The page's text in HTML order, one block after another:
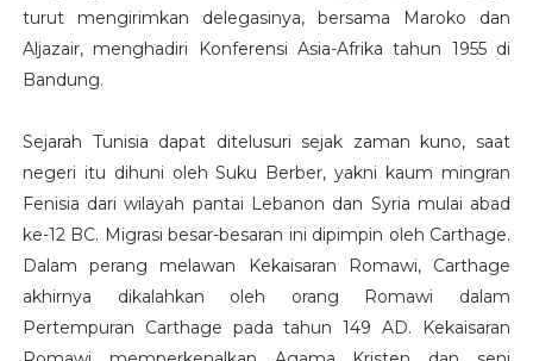
turut mengirimkan delegasinya, bersama Maroko dan
Aljazair, menghadiri Konferensi Asia-Afrika tahun 1955 di
Bandung.
Sejarah Tunisia dapat ditelusuri sejak zaman kuno, saat
negeri itu dihuni oleh Suku Berber, yakni kaum mingran
Fenisia dari wilayah pantai Lebanon dan Syria mulai abad
ke-12 BC. Migrasi besar-besaran ini dipimpin oleh Carthage.
Dalam perang melawan Kekaisaran Romawi, Carthage
akhirnya dikalahkan oleh orang Romawi dalam
Pertempuran Carthage pada tahun 149 AD. Kekaisaran